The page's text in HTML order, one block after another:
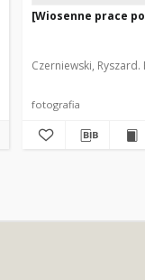
[Wiosenne prace
Czerniewski, Ryszard.
fotografia